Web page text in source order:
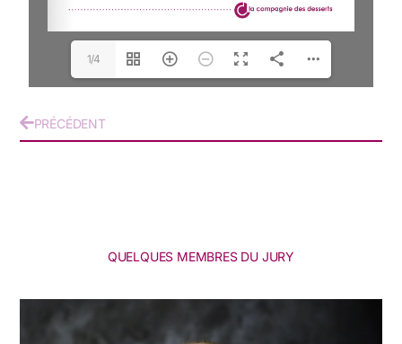
1/4
PRÉCÉDENT
QUELQUES MEMBRES DU JURY